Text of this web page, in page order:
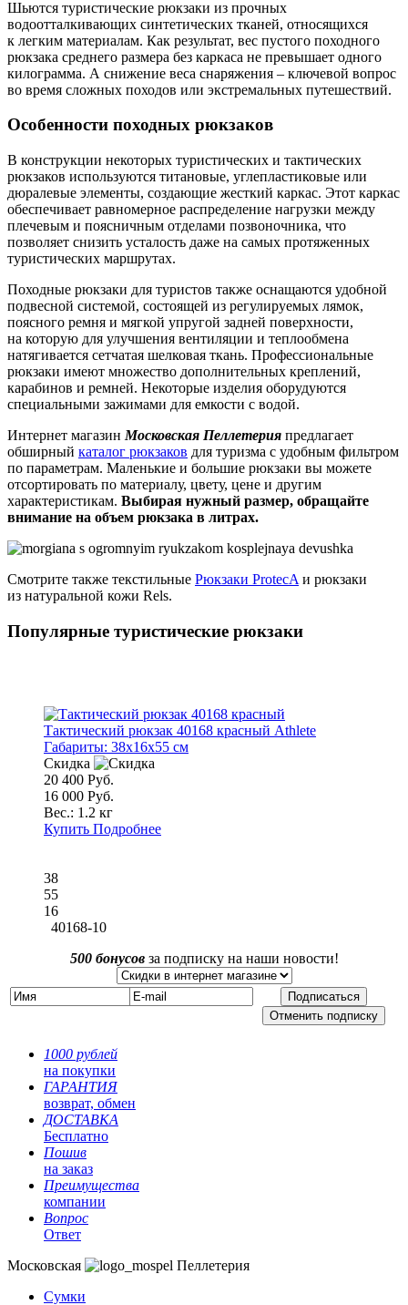
Шьются туристические рюкзаки из прочных
водоотталкивающих синтетических тканей, относящихся
к легким материалам. Как результат, вес пустого походного
рюкзака среднего размера без каркаса не превышает одного
килограмма. А снижение веса снаряжения – ключевой вопрос
во время сложных походов или экстремальных путешествий.
Особенности походных рюкзаков
В конструкции некоторых туристических и тактических
рюкзаков используются титановые, углепластиковые или
дюралевые элементы, создающие жесткий каркас. Этот каркас
обеспечивает равномерное распределение нагрузки между
плечевым и поясничным отделами позвоночника, что
позволяет снизить усталость даже на самых протяженных
туристических маршрутах.
Походные рюкзаки для туристов также оснащаются удобной
подвесной системой, состоящей из регулируемых лямок,
поясного ремня и мягкой упругой задней поверхности,
на которую для улучшения вентиляции и теплообмена
натягивается сетчатая шелковая ткань. Профессиональные
рюкзаки имеют множество дополнительных креплений,
карабинов и ремней. Некоторые изделия оборудуются
специальными зажимами для емкости с водой.
Интернет магазин Московская Пеллетерия предлагает
обширный каталог рюкзаков для туризма с удобным фильтром
по параметрам. Маленькие и большие рюкзаки вы можете
отсортировать по материалу, цвету, цене и другим
характеристикам. Выбирая нужный размер, обращайте
внимание на объем рюкзака в литрах.
Смотрите также текстильные Рюкзаки ProtecA и рюкзаки
из натуральной кожи Rels.
Популярные туристические рюкзаки
Тактический рюкзак 40168 красный Athlete
Габариты: 38x16x55 см
Скидка
20 400 Руб.
16 000 Руб.
Вес.: 1.2 кг
Купить Подробнее
38
55
16
40168-10
500 бонусовза подписку на наши новости!
1000 рублей
на покупки
ГАРАНТИЯ
возврат, обмен
ДОСТАВКА
Бесплатно
Пошив
на заказ
Преимущества
компании
Вопрос
Ответ
Московская
Пеллетерия
Сумки